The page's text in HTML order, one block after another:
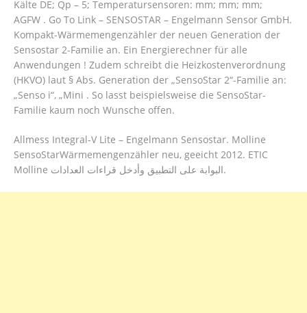
Kälte DE; Qp – 5; Temperatursensoren: mm; mm; mm;
AGFW . Go To Link – SENSOSTAR – Engelmann Sensor GmbH.
Kompakt-Wärmemengenzähler der neuen Generation der
Sensostar 2-Familie an. Ein Energierechner für alle
Anwendungen ! Zudem schreibt die Heizkostenverordnung
(HKVO) laut § Abs. Generation der „SensoStar 2“-Familie an:
„Senso i“, „Mini . So lasst beispielsweise die SensoStar-
Familie kaum noch Wunsche offen.
Allmess Integral-V Lite – Engelmann Sensostar. Molline
SensoStarWärmemengenzähler neu, geeicht 2012. ETIC
Molline البوابة على التطبيق وأدخل قراءات العدادات.